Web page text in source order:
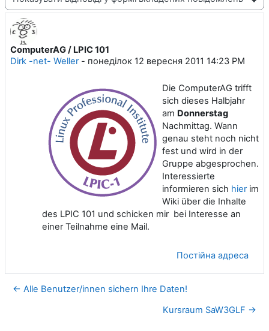
ComputerAG / LPIC 101
Dirk -net- Weller- понеділок 12 вересня 2011 14:23 PM
Кількість відповідей: 0
Die ComputerAG trifft
sich dieses Halbjahr
am Donnerstag
Nachmittag. Wann
genau steht noch nicht
fest und wird in der
Gruppe abgesprochen.
Interessierte
informieren sich hierim
Wiki über die Inhalte
des LPIC 101 und schicken mir bei Interesse an
einer Teilnahme eine Mail.
Постійна адреса
← Alle Benutzer/innen sichern Ihre Daten!
Kursraum SaW3GLF →